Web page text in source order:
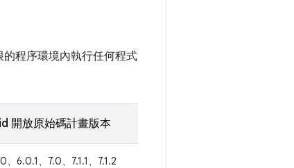
程序環境內執行任何程式
開放原始碼計畫版本
6.0.1、7.0、7.1.1、7.1.2